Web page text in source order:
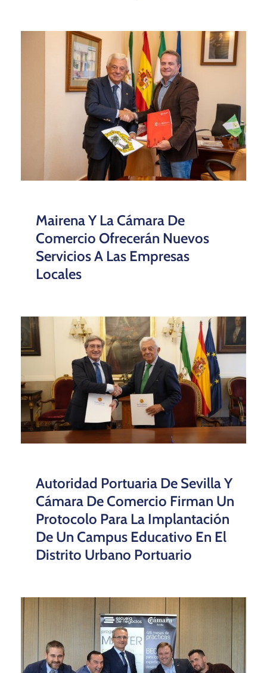
Mairena Y La Cámara De
Comercio Ofrecerán Nuevos
Servicios A Las Empresas
Locales
Autoridad Portuaria De Sevilla Y
Cámara De Comercio Firman Un
Protocolo Para La Implantación
De Un Campus Educativo En El
Distrito Urbano Portuario